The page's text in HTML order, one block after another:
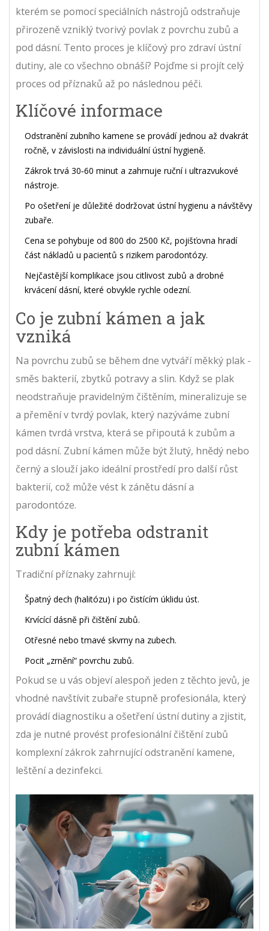
kterém se pomocí speciálních nástrojů odstraňuje
přirozeně vzniklý tvorivý povlak z povrchu zubů a
pod dásní. Tento proces je klíčový pro zdraví ústní
dutiny, ale co všechno obnáší? Pojďme si projít celý
proces od příznaků až po následnou péči.
Klíčové informace
Odstranění zubního kamene se provádí jednou až dvakrát
ročně, v závislosti na individuální ústní hygieně.
Zákrok trvá 30‑60 minut a zahrnuje ruční i ultrazvukové
nástroje.
Po ošetření je důležité dodržovat ústní hygienu a návštěvy
zubaře.
Cena se pohybuje od 800 do 2500 Kč, pojišťovna hradí
část nákladů u pacientů s rizikem parodontózy.
Nejčastější komplikace jsou citlivost zubů a drobné
krvácení dásní, které obvykle rychle odezní.
Co je zubní kámen a jak
vzniká
Na povrchu zubů se během dne vytváří měkký plak -
směs bakterií, zbytků potravy a slin. Když se plak
neodstraňuje pravidelným čištěním, mineralizuje se
a přemění v tvrdý povlak, který nazýváme zubní
kámen tvrdá vrstva, která se připoutá k zubům a
pod dásní. Zubní kámen může být žlutý, hnědý nebo
černý a slouží jako ideální prostředí pro další růst
bakterií, což může vést k zánětu dásní a
parodontóze.
Kdy je potřeba odstranit
zubní kámen
Tradiční příznaky zahrnují:
Špatný dech (halitózu) i po čistícím úklidu úst.
Krvícící dásně při čištění zubů.
Otřesné nebo tmavé skvrny na zubech.
Pocit „zrnění“ povrchu zubů.
Pokud se u vás objeví alespoň jeden z těchto jevů, je
vhodné navštívit zubaře stupně profesionála, který
provádí diagnostiku a ošetření ústní dutinya zjistit,
zda je nutné provést profesionální čištění zubů
komplexní zákrok zahrnující odstranění kamene,
leštění a dezinfekci.